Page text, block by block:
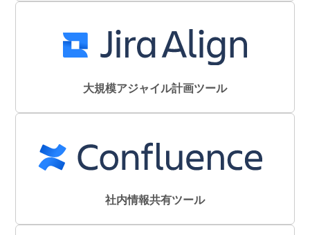
大規模アジャイル計画ツール
社内情報共有ツール